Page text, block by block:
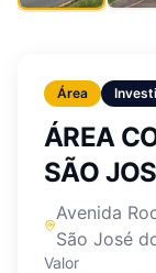
Área
ÁREA
SÃO
Avenida
São José
Valor